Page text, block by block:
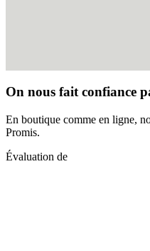
On nous fait confiance
En boutique comme en ligne,
Promis.
Évaluation de